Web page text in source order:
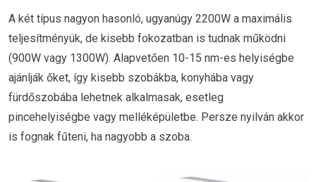
A két típus nagyon hasonló, ugyanúgy 2200W a maximális
teljesítményük, de kisebb fokozatban is tudnak működni
(900W vagy 1300W). Alapvetően 10-15 nm-es helyiségbe
ajánlják őket, így kisebb szobákba, konyhába vagy
fürdőszobába lehetnek alkalmasak, esetleg
pincehelyiségbe vagy melléképületbe. Persze nyilván akkor
is fognak fűteni, ha nagyobb a szoba.